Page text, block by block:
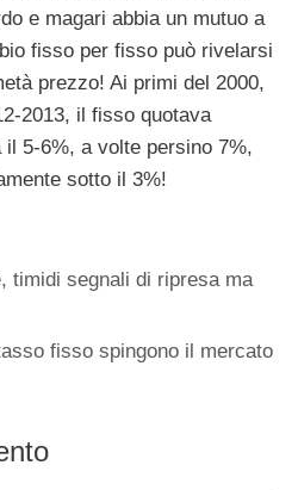
e magari abbia un mutuo a
fisso per fisso può rivelarsi
prezzo! Ai primi del 2000,
2013, il fisso quotava
il 5-6%, a volte persino 7%,
sotto il 3%!
timidi segnali di ripresa ma
fisso spingono il mercato